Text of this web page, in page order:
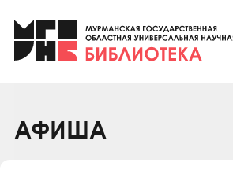
Клуб «Гиря и сельдерей»
Клуб «Семейный архив»
Коллегам
АФИША